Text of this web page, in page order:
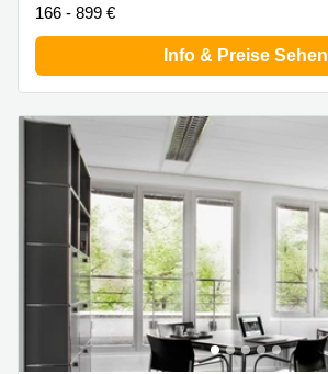
166 - 899 €
Info & Preise Sehen